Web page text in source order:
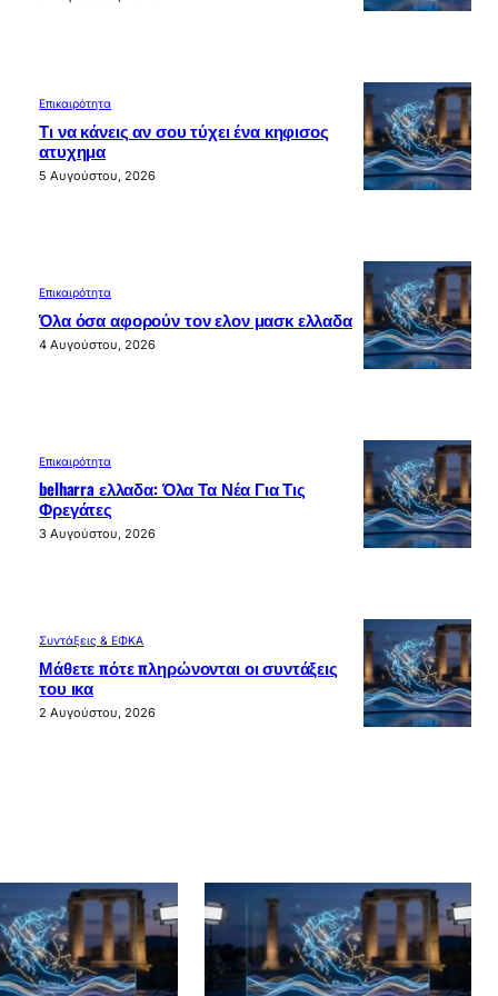
Επικαιρότητα
Τι να κάνεις αν σου τύχει ένα κηφισος
ατυχημα
5 Αυγούστου, 2026
Επικαιρότητα
Όλα όσα αφορούν τον ελον μασκ ελλαδα
4 Αυγούστου, 2026
Επικαιρότητα
belharra ελλαδα: Όλα Τα Νέα Για Τις
Φρεγάτες
3 Αυγούστου, 2026
Συντάξεις & ΕΦΚΑ
Μάθετε πότε πληρώνονται οι συντάξεις
του ικα
2 Αυγούστου, 2026